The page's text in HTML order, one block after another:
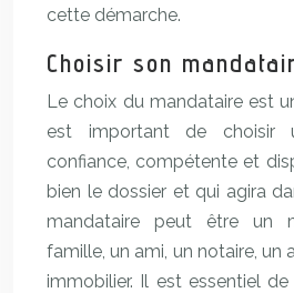
cette démarche.
Choisir son
Le choix du mandataire est
est important de choisir
confiance, compétente et
bien le dossier et qui agira
mandataire peut être un
famille, un ami, un notaire, un
immobilier. Il est essentiel